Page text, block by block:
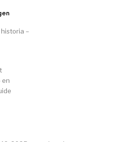
–
en